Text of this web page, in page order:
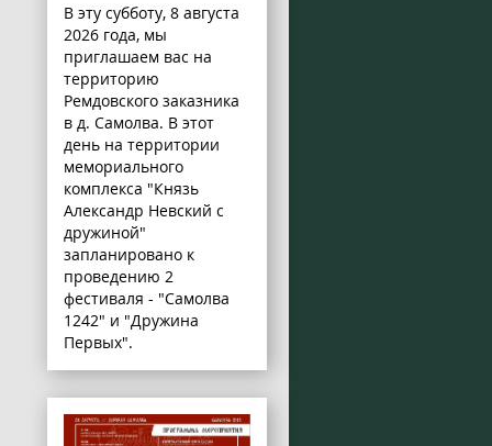
В эту субботу, 8 августа
2026 года, мы
приглашаем вас на
территорию
Ремдовского заказника
в д. Самолва. В этот
день на территории
мемориального
комплекса "Князь
Александр Невский с
дружиной"
запланировано к
проведению 2
фестиваля - "Самолва
1242" и "Дружина
Первых".